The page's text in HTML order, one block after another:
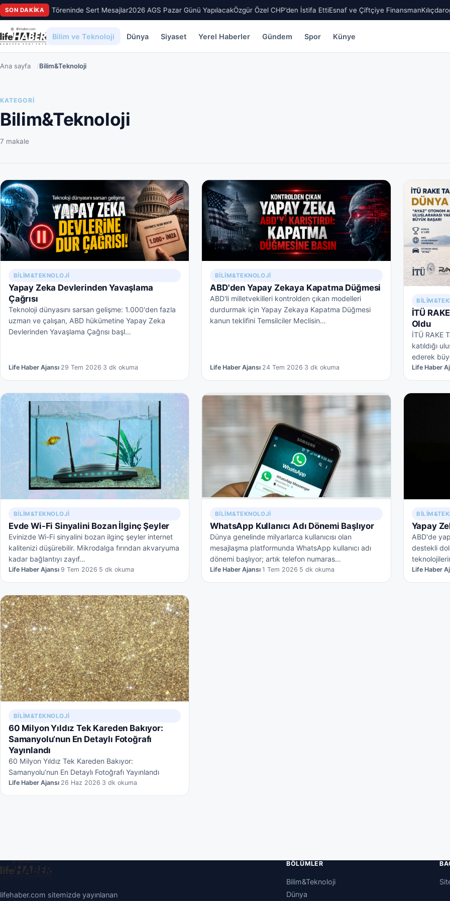
SON DAKIKAÜye Töreninde Sert Mesajlar2026 AGS Pazar Günü YapılacakÖzgür Özel CHP’den İstifa EttiEsnaf ve Çiftçiye Finansman
Bilim ve Teknoloji Dünya Siyaset Yerel Haberler Gündem Spor Künye
Ana sayfa /Bilim&Teknoloji
KATEGORI
Bilim&Teknoloji
7 makale
BILIM&TEKNOLOJI
Yapay Zeka Devlerinden Yavaşlama
Çağrısı
Teknoloji dünyasını sarsan gelişme: 1.000'den fazla
uzman ve çalışan, ABD hükümetine Yapay Zeka
Devlerinden Yavaşlama Çağrısı başl…
Life Haber Ajansı·29 Tem 2026·3 dk okuma
BILIM&TEKNOLOJI
ABD'den Yapay Zekaya Kapatma Düğmesi
ABD'li milletvekilleri kontrolden çıkan modelleri
durdurmak için Yapay Zekaya Kapatma Düğmesi
kanun teklifini Temsilciler Meclisin…
Life Haber Ajansı·24 Tem 2026·3 dk okuma
İTÜ
Oldu
İTÜ RAKE
katıldığı
ederek
Life Haber
BILIM&TEKNOLOJI
Evde Wi-Fi Sinyalini Bozan İlginç Şeyler
Evinizde Wi-Fi sinyalini bozan ilginç şeyler internet
kalitenizi düşürebilir. Mikrodalga fırından akvaryuma
kadar bağlantıyı zayıf…
Life Haber Ajansı·9 Tem 2026·5 dk okuma
BILIM&TEKNOLOJI
WhatsApp Kullanıcı Adı Dönemi Başlıyor
Dünya genelinde milyarlarca kullanıcısı olan
mesajlaşma platformunda WhatsApp kullanıcı adı
dönemi başlıyor; artık telefon numaras…
Life Haber Ajansı·1 Tem 2026·5 dk okuma
Yapay
ABD'de
destekli
Life Haber
BILIM&TEKNOLOJI
60 Milyon Yıldız Tek Kareden Bakıyor:
Samanyolu’nun En Detaylı Fotoğrafı
Yayınlandı
60 Milyon Yıldız Tek Kareden Bakıyor:
Samanyolu’nun En Detaylı Fotoğrafı Yayınlandı
Life Haber Ajansı·26 Haz 2026·3 dk okuma
lifehaber.com sitemizde yayınlanan
BÖLÜMLER
Bilim&Teknoloji
Dünya